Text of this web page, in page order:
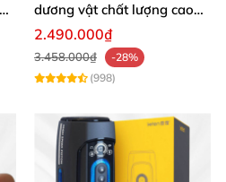
dương vật chất lượng cao
giá tốt
2.490.000₫
3.458.000₫
-28%
(998)